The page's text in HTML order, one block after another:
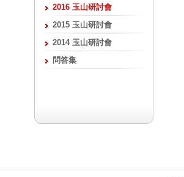
2016 玉山研討會
2015 玉山研討會
2014 玉山研討會
問答集